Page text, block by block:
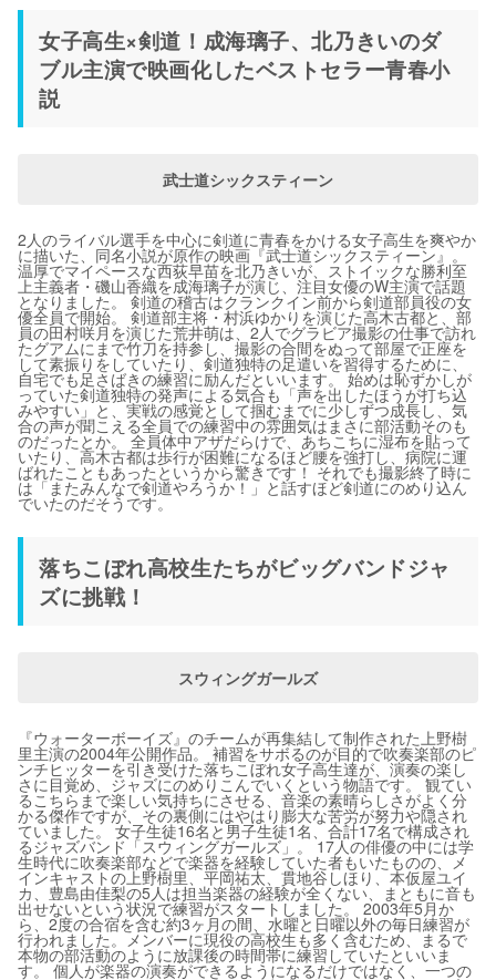
女子高生×剣道！成海璃子、北乃きいのダ
ブル主演で映画化したベストセラー青春小
説
武士道シックスティーン
2人のライバル選手を中心に剣道に青春をかける女子高生を爽やか
に描いた、同名小説が原作の映画『武士道シックスティーン』。
温厚でマイペースな西荻早苗を北乃きいが、ストイックな勝利至
上主義者・磯山香織を成海璃子が演じ、注目女優のW主演で話題
となりました。 剣道の稽古はクランクイン前から剣道部員役の女
優全員で開始。 剣道部主将・村浜ゆかりを演じた高木古都と、部
員の田村咲月を演じた荒井萌は、2人でグラビア撮影の仕事で訪れ
たグアムにまで竹刀を持参し、撮影の合間をぬって部屋で正座を
して素振りをしていたり、剣道独特の足遣いを習得するために、
自宅でも足さばきの練習に励んだといいます。 始めは恥ずかしが
っていた剣道独特の発声による気合も「声を出したほうが打ち込
みやすい」と、実戦の感覚として掴むまでに少しずつ成長し、気
合の声が聞こえる全員での練習中の雰囲気はまさに部活動そのも
のだったとか。 全員体中アザだらけで、あちこちに湿布を貼って
いたり、高木古都は歩行が困難になるほど腰を強打し、病院に運
ばれたこともあったというから驚きです！ それでも撮影終了時に
は「またみんなで剣道やろうか！」と話すほど剣道にのめり込ん
でいたのだそうです。
落ちこぼれ高校生たちがビッグバンドジャ
ズに挑戦！
スウィングガールズ
『ウォーターボーイズ』のチームが再集結して制作された上野樹
里主演の2004年公開作品。 補習をサボるのが目的で吹奏楽部のピ
ンチヒッターを引き受けた落ちこぼれ女子高生達が、演奏の楽し
さに目覚め、ジャズにのめりこんでいくという物語です。 観てい
るこちらまで楽しい気持ちにさせる、音楽の素晴らしさがよく分
かる傑作ですが、その裏側にはやはり膨大な苦労が努力や隠され
ていました。 女子生徒16名と男子生徒1名、合計17名で構成され
るジャズバンド「スウィングガールズ」。 17人の俳優の中には学
生時代に吹奏楽部などで楽器を経験していた者もいたものの、メ
インキャストの上野樹里、平岡祐太、貫地谷しほり、本仮屋ユイ
カ、豊島由佳梨の5人は担当楽器の経験が全くない、まともに音も
出せないという状況で練習がスタートしました。 2003年5月か
ら、2度の合宿を含む約3ヶ月の間、水曜と日曜以外の毎日練習が
行われました。メンバーに現役の高校生も多く含むため、まるで
本物の部活動のように放課後の時間帯に練習していたといいま
す。 個人が楽器の演奏ができるようになるだけではなく、一つの